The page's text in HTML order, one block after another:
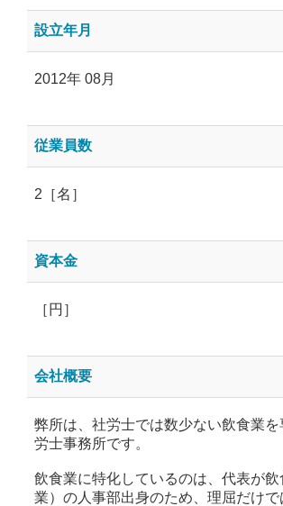
設立年月
2012年 08月
従業員数
2［名］
資本金
［円］
会社概要
弊所は、社労士では数少ない飲食業
労士事務所です。
飲食業に特化しているのは、代表が
業）の人事部出身のため、理屈だけで